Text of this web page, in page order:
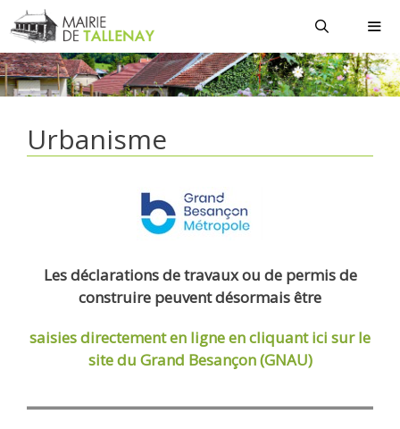
Aller
au
contenu
Urbanisme
Les déclarations de travaux ou de permis de
construire peuvent désormais être
saisies directement en ligneen cliquant ici sur le
site du Grand Besançon (GNAU)